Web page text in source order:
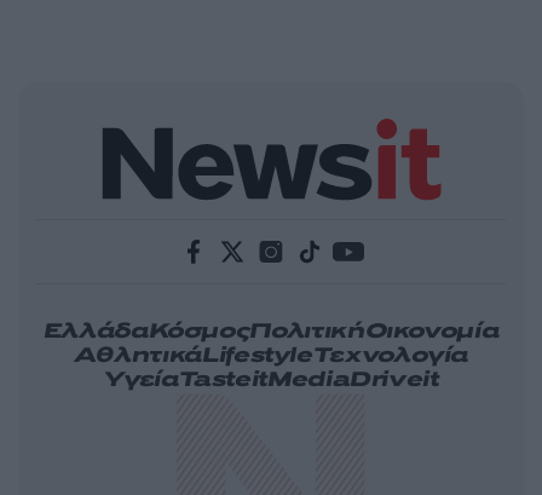
ΕλλάδαΚόσμοςΠολιτικήΟικονομία
ΑθλητικάLifestyleΤεχνολογία
ΥγείαTasteitMediaDriveit